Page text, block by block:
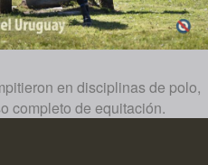
en disciplinas de polo,
completo de equitación.